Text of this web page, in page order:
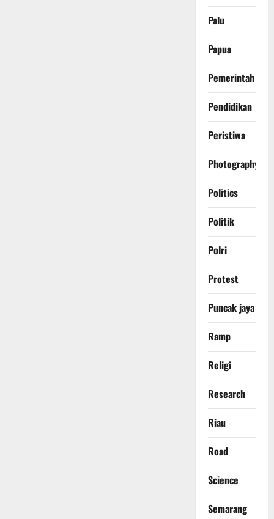
Palu
Papua
Pemerintah
Pendidikan
Peristiwa
Photography
Politics
Politik
Polri
Protest
Puncak jaya
Ramp
Religi
Research
Riau
Road
Science
Semarang